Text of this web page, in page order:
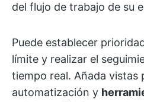
del flujo de trabajo de su
Puede establecer
límite y realizar el
tiempo real. Añada vistas
automatización y